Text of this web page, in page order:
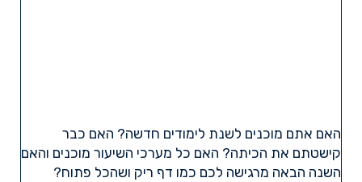
האם אתם מוכנים לשנת לימודים חדשה? האם כבר
קישטתם את הכיתה? האם כל מערכי השיעור מוכנים והאם
השנה הבאה מרגישה לכם כמו דף ריק ושהכל פתוח?